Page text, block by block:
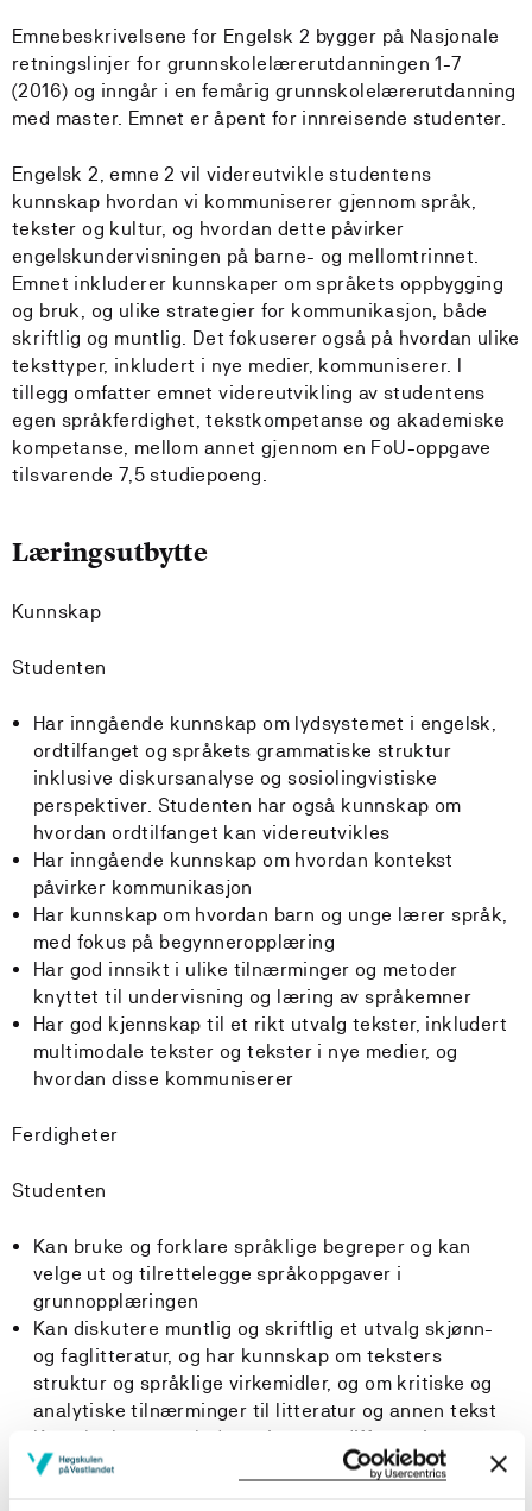
Emnebeskrivelsene for Engelsk 2 bygger på Nasjonale
retningslinjer for grunnskolelærerutdanningen 1-7
(2016) og inngår i en femårig grunnskolelærerutdanning
med master. Emnet er åpent for innreisende studenter.
Engelsk 2, emne 2 vil videreutvikle studentens
kunnskap hvordan vi kommuniserer gjennom språk,
tekster og kultur, og hvordan dette påvirker
engelskundervisningen på barne- og mellomtrinnet.
Emnet inkluderer kunnskaper om språkets oppbygging
og bruk, og ulike strategier for kommunikasjon, både
skriftlig og muntlig. Det fokuserer også på hvordan ulike
teksttyper, inkludert i nye medier, kommuniserer. I
tillegg omfatter emnet videreutvikling av studentens
egen språkferdighet, tekstkompetanse og akademiske
kompetanse, mellom annet gjennom en FoU-oppgave
tilsvarende 7,5 studiepoeng.
Læringsutbytte
Kunnskap
Studenten
Har inngående kunnskap om lydsystemet i engelsk,
ordtilfanget og språkets grammatiske struktur
inklusive diskursanalyse og sosiolingvistiske
perspektiver. Studenten har også kunnskap om
hvordan ordtilfanget kan videreutvikles
Har inngående kunnskap om hvordan kontekst
påvirker kommunikasjon
Har kunnskap om hvordan barn og unge lærer språk,
med fokus på begynneropplæring
Har god innsikt i ulike tilnærminger og metoder
knyttet til undervisning og læring av språkemner
Har god kjennskap til et rikt utvalg tekster, inkludert
multimodale tekster og tekster i nye medier, og
hvordan disse kommuniserer
Ferdigheter
Studenten
Kan bruke og forklare språklige begreper og kan
velge ut og tilrettelegge språkoppgaver i
grunnopplæringen
Kan diskutere muntlig og skriftlig et utvalg skjønn-
og faglitteratur, og har kunnskap om teksters
struktur og språklige virkemidler, og om kritiske og
analytiske tilnærminger til litteratur og annen tekst
Kan planlegge og lede varierte og differensierte
læringsaktiviteter, også digitale og ved bruk av nye